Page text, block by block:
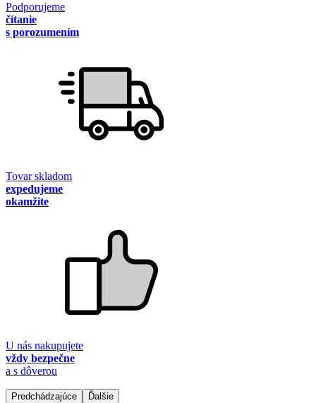
Podporujeme
čítanie
s porozumením
Tovar skladom
expedujeme
okamžite
U nás nakupujete
vždy bezpečne
a s dôverou
Predchádzajúce Ďalšie